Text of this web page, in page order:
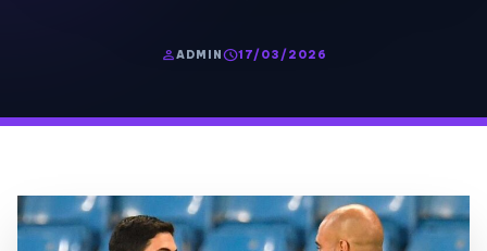
personADMINschedule17/03/2026